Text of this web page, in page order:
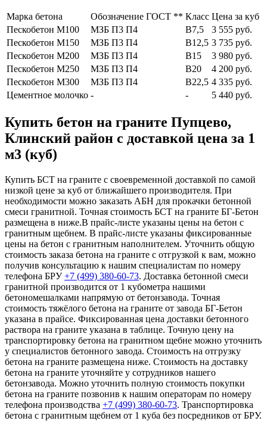
Марка бетона Обозначение ГОСТ ** Класс Цена за куб
Пескобетон М100
МЗБ П3 П4 В7,5
3 555 руб.
Пескобетон М150
МЗБ П3 П4 В12,5 3 735 руб.
Пескобетон М200
МЗБ П3 П4 В15
3 980 руб.
Пескобетон М250
МЗБ П3 П4 В20
4 200 руб.
Пескобетон М300
МЗБ П3 П4 В22,5 4 335 руб.
Цементное молочко - - 5 440 руб.
Купить бетон на граните Пупцево,
Клинский район с доставкой цена за 1
м3 (куб)
Купить БСТ на граните с своевременной доставкой по самой
низкой цене за куб от ближайшего производителя. При
необходимости можно заказать АБН для прокачки бетонной
смеси гранитной. Точная стоимость БСТ на граните БГ-Бетон
размещена в ниже.В прайс-листе указаны цены на бетон с
гранитным щебнем. В прайс-листе указаны фиксированные
цены на бетон с гранитным наполнителем. Уточнить общую
стоимость заказа бетона на граните с отгрузкой к вам, можно
получив консультацию к нашим специалистам по номеру
телефона БРУ+7 (499) 380-60-73. Доставка бетонной смеси
гранитной производится от 1 кубометра нашими
бетономешалками напрямую от бетонзавода. Точная
стоимость тяжёлого бетона на граните от завода БГ-Бетон
указана в прайсе. Фиксированная цена доставки бетонного
раствора на граните указана в таблице. Точную цену на
транспортировку бетона на гранитном щебне можно уточнить
у специалистов бетонного завода. Стоимость на отгрузку
бетона на граните размещена ниже. Стоимость на доставку
бетона на граните уточняйте у сотрудников нашего
бетонзавода. Можно уточнить полную стоимость покупки
бетона на граните позвонив к нашим операторам по номеру
телефона производства +7 (499) 380-60-73. Транспортировка
бетона с гранитным щебнем от 1 куба без посредников от БРУ.